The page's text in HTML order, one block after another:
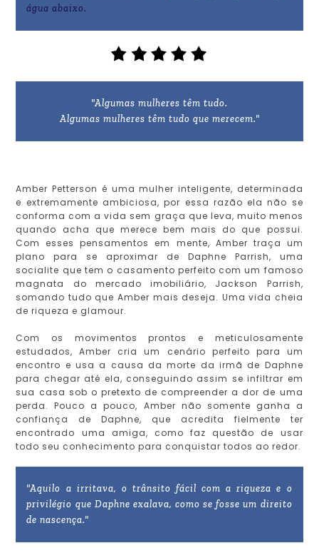
água abaixo.
"Algumas mulheres têm tudo.
Algumas mulheres têm tudo que merecem."
Amber Petterson é uma mulher inteligente, determinada
e extremamente ambiciosa, por essa razão ela não se
conforma com a vida sem graça que leva, muito menos
quando acha que merece bem mais do que possui.
Com esses pensamentos em mente, Amber traça um
plano para se aproximar de Daphne Parrish, uma
socialite que tem o casamento perfeito com um famoso
magnata do mercado imobiliário, Jackson Parrish,
somando tudo que Amber mais deseja. Uma vida cheia
de riqueza e glamour.
Com os movimentos prontos e meticulosamente
estudados, Amber cria um cenário perfeito para um
encontro e usa a causa da morte da irmã de Daphne
para chegar até ela, conseguindo assim se infiltrar em
sua casa sob o pretexto de compreender a dor de uma
perda. Pouco a pouco, Amber não somente ganha a
confiança de Daphne, que acredita fielmente ter
encontrado uma amiga, como faz questão de usar
todo seu conhecimento para conquistar todos ao redor.
"Aquilo a irritava, o trânsito fácil com a riqueza e o
privilégio que Daphne exalava, como se fosse um direito
de nascença."